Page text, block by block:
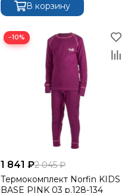
В корзину
−10%
1 841 ₽2 045 ₽
Термокомплект Norfin KIDS
BASE PINK 03 р.128-134